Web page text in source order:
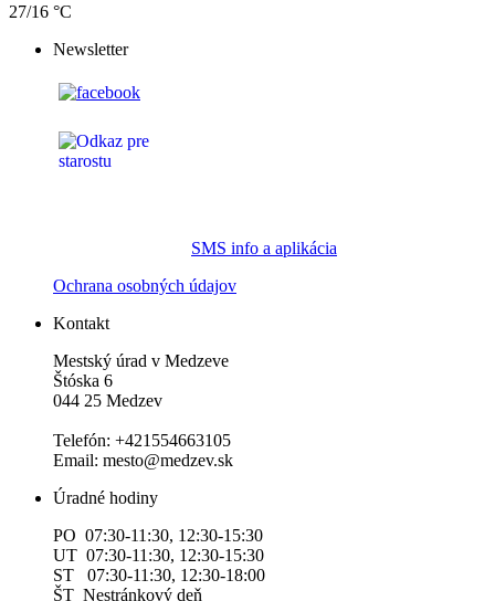
27/16 °C
Newsletter
SMS info a aplikácia
Ochrana osobných údajov
Kontakt
Mestský úrad v Medzeve
Štóska 6
044 25 Medzev
Telefón: +421554663105
Email: mesto@medzev.sk
Úradné hodiny
PO 07:30-11:30, 12:30-15:30
UT 07:30-11:30, 12:30-15:30
ST 07:30-11:30, 12:30-18:00
ŠT Nestránkový deň